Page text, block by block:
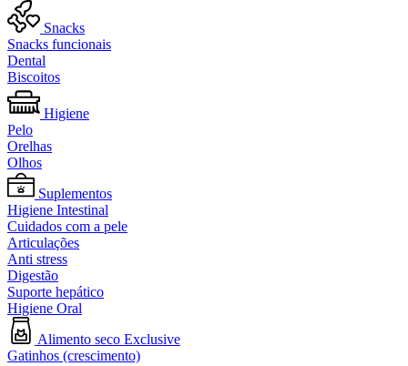
Snacks
Snacks funcionais
Dental
Biscoitos
Higiene
Pelo
Orelhas
Olhos
Suplementos
Higiene Intestinal
Cuidados com a pele
Articulações
Anti stress
Digestão
Suporte hepático
Higiene Oral
Alimento seco Exclusive
Gatinhos (crescimento)